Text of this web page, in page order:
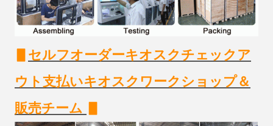
セルフオーダーキオスクチェックア
ウト支払いキオスクワークショップ＆
販売チーム